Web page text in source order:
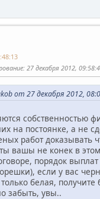
: 27 декабря 2012,
от 27 декабря 2012,
собственностью
на постоянке, а не
работ доказывать
вашы не конек в
порядок
если у вас
белая, получите
забыть, увы..